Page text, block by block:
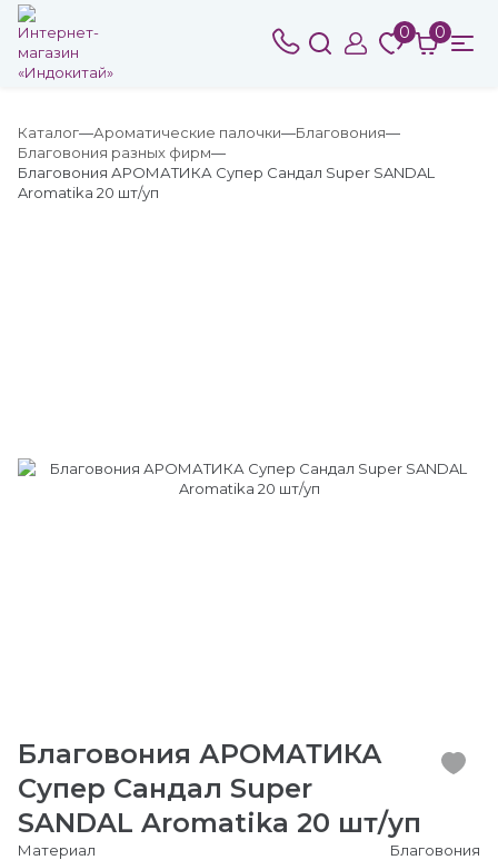
0 0
Каталог Ароматические палочки
Благовония
Благовония разных фирм
Благовония АРОМАТИКА Супер Сандал Super SANDAL
Aromatika 20 шт/уп
Благовония АРОМАТИКА
Супер Сандал Super
SANDAL Aromatika 20 шт/уп
Материал
Благовония